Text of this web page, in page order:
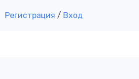
Регистрация / Вход